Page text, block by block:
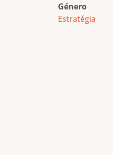
Género
Estratégia